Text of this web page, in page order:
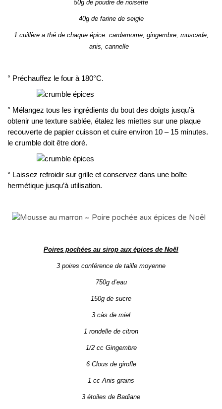
50g de poudre de noisette
40g de farine de seigle
1 cuillère a thé de chaque épice: cardamome, gingembre, muscade,
anis, cannelle
° Préchauffez le four à 180°C.
° Mélangez tous les ingrédients du bout des doigts jusqu’à
obtenir une texture sablée, étalez les miettes sur une plaque
recouverte de papier cuisson et cuire environ 10 – 15 minutes.
le crumble doit être doré.
° Laissez refroidir sur grille et conservez dans une boîte
hermétique jusqu’à utilisation.
Poires pochées au sirop aux épices de Noël
3 poires conférence de taille moyenne
750g d’eau
150g de sucre
3 càs de miel
1 rondelle de citron
1/2 cc Gingembre
6 Clous de girofle
1 cc Anis grains
3 étoiles de Badiane